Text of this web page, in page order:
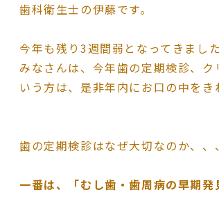
歯科衛生士の伊藤です。
今年も残り3週間弱となってきまし
みなさんは、今年歯の定期検診、
いう方は、是非年内にお口の中を
歯の定期検診はなぜ大切なのか、、、
一番は、「むし歯・歯周病の早期発